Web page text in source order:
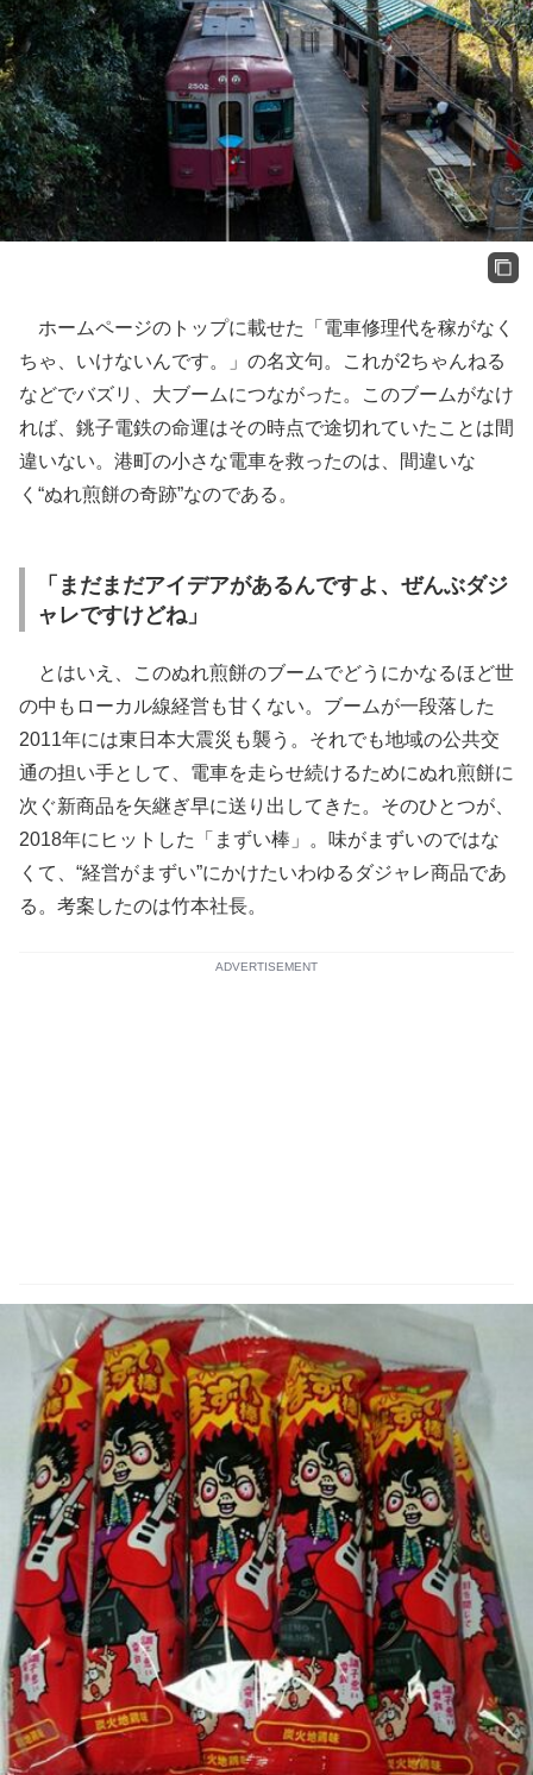
ホームページのトップに載せた「電車修理代を稼がなく
ちゃ、いけないんです。」の名文句。これが2ちゃんねる
などでバズリ、大ブームにつながった。このブームがなけ
れば、銚子電鉄の命運はその時点で途切れていたことは間
違いない。港町の小さな電車を救ったのは、間違いな
く“ぬれ煎餅の奇跡”なのである。
「まだまだアイデアがあるんですよ、ぜんぶダジ
ャレですけどね」
とはいえ、このぬれ煎餅のブームでどうにかなるほど世
の中もローカル線経営も甘くない。ブームが一段落した
2011年には東日本大震災も襲う。それでも地域の公共交
通の担い手として、電車を走らせ続けるためにぬれ煎餅に
次ぐ新商品を矢継ぎ早に送り出してきた。そのひとつが、
2018年にヒットした「まずい棒」。味がまずいのではな
くて、“経営がまずい”にかけたいわゆるダジャレ商品であ
る。考案したのは竹本社長。
ADVERTISEMENT